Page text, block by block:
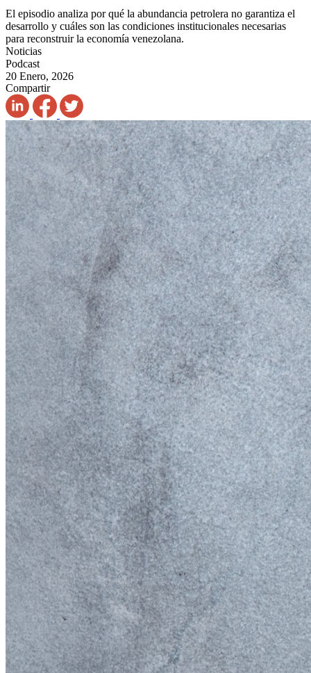
El episodio analiza por qué la abundancia petrolera no garantiza el
desarrollo y cuáles son las condiciones institucionales necesarias
para reconstruir la economía venezolana.
Noticias
Podcast
20 Enero, 2026
Compartir